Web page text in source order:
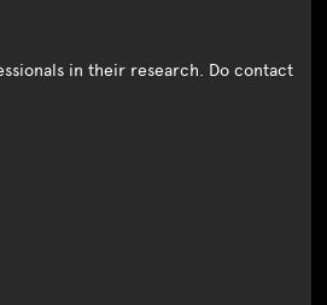
in their research. Do contact